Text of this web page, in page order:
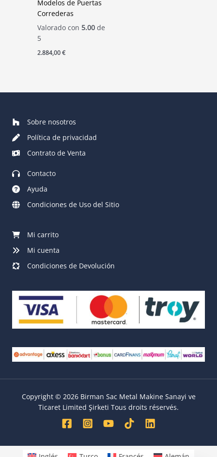
Modelos de Puertas
Correderas
Valorado con 5.00 de
5
2.884,00€
Sobre nosotros
Política de privacidad
Contrato de Venta
Contacto
Ayuda
Condiciones de Uso del Sitio
Mi carrito
Mi cuenta
Condiciones de Devolución
Copyright © 2026 Birman Sac Metal Makine Sanayi ve
Ticaret Limited Şirketi Tous droits réservés.